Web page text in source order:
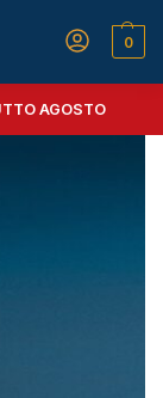
0
AGOSTO